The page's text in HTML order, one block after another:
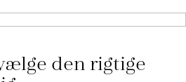
den rigtige